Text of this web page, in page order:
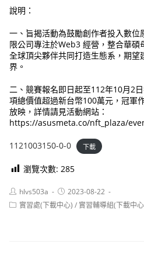
說明：
一、旨揭活動為鼓勵創作者投入數
限公司專注於Web3 經營，整合華
全球頂尖夥伴共同打造生態系，期
界。
二、競賽報名即日起至112年10月2
項總價值超過新台幣100萬元，冠軍
放映，詳情請見活動網站：
https://asusmeta.co/nft_plaza/
1121003150-0-0 下載
瀏覽次數: 285
Post
author:
hlvs503a
Post
published:
2023-08-22
Post實習處(下載中心) / 實習輔導組(下載中